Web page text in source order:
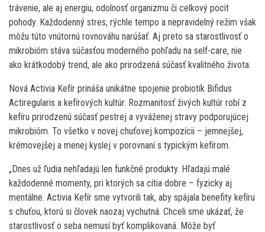
trávenie, ale aj energiu, odolnosť organizmu či celkový pocit
pohody. Každodenný stres, rýchle tempo a nepravidelný režim však
môžu túto vnútornú rovnováhu narúšať. Aj preto sa starostlivosť o
mikrobióm stáva súčasťou moderného pohľadu na self-care, nie
ako krátkodobý trend, ale ako prirodzená súčasť kvalitného života.
Nová Activia Kefír prináša unikátne spojenie probiotík Bifidus
Actiregularis a kefírových kultúr. Rozmanitosť živých kultúr robí z
kefíru prirodzenú súčasť pestrej a vyváženej stravy podporujúcej
mikrobióm. To všetko v novej chuťovej kompozícii – jemnejšej,
krémovejšej a menej kyslej v porovnaní s typickým kefírom.
„Dnes už ľudia nehľadajú len funkčné produkty. Hľadajú malé
každodenné momenty, pri ktorých sa cítia dobre – fyzicky aj
mentálne. Activia Kefír sme vytvorili tak, aby spájala benefity kefíru
s chuťou, ktorú si človek naozaj vychutná. Chceli sme ukázať, že
starostlivosť o seba nemusí byť komplikovaná. Môže byť